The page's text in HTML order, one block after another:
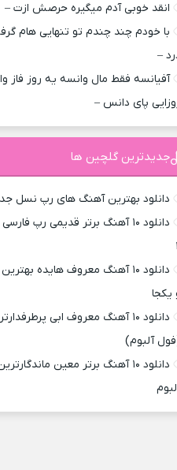
انقد خوبی آدم میگیره حرصش ازت –
با خودم چند چندم تو تنهایی هام
–
آفیانسه فقط مال وانسه یه روز فاز
پای دانس –
جدیدترین گلچین ها
دانلود بهترین آهنگ های رپ نسل
دانلود ۱۰ آهنگ معروف هایده
یکجا
دانلود ۱۰ آهنگ معروف ابی
آلبوم)
دانلود ۱۰ آهنگ برتر معین